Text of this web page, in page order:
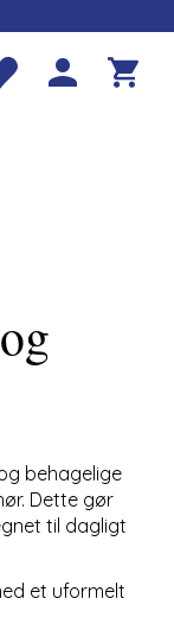
behagelige
Dette gør
til dagligt
et uformelt